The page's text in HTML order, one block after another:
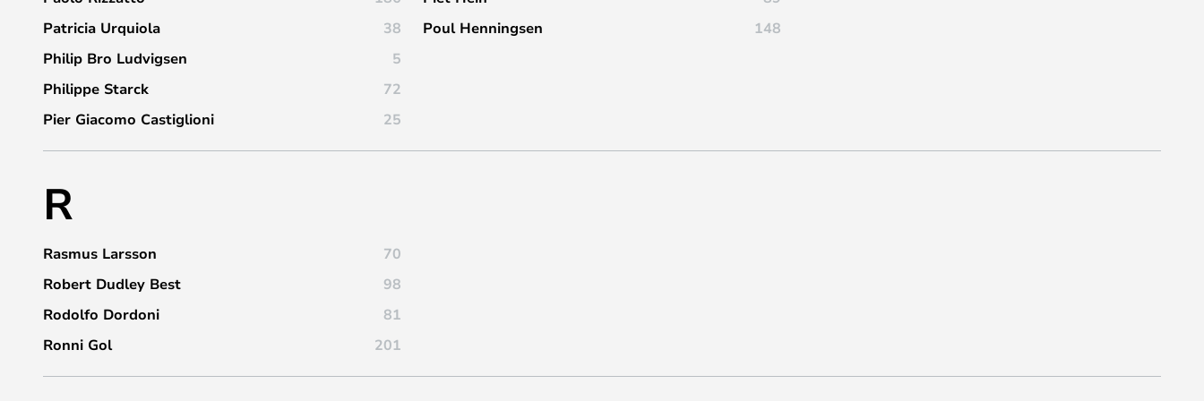
Patricia Urquiola
38
Philip Bro Ludvigsen
5
Philippe Starck
72
Pier Giacomo Castiglioni
25
Poul Henningsen
148
R
Rasmus Larsson
70
Robert Dudley Best
98
Rodolfo Dordoni
81
Ronni Gol
201